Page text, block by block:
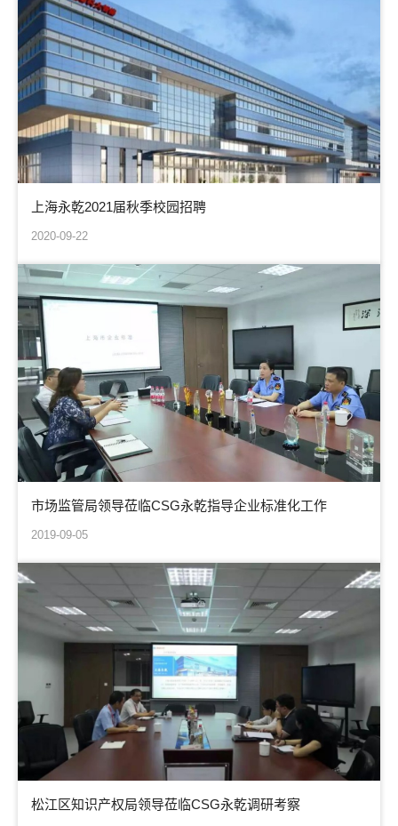
上海永乾2021届秋季校园招聘
2020-09-22
市场监管局领导莅临CSG永乾指导企业标准化工作
2019-09-05
松江区知识产权局领导莅临CSG永乾调研考察